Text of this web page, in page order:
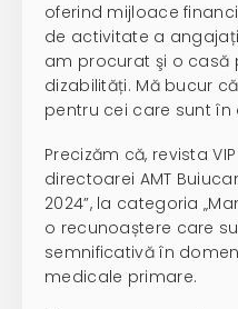
oferind mijloace
de activitate a
am procurat şi o casă
dizabilități. Mă bucur
pentru cei care sunt în
Precizăm că, revista
directoarei AMT
2024”, la categoria
o recunoaștere care
semnificativă în
medicale primare.